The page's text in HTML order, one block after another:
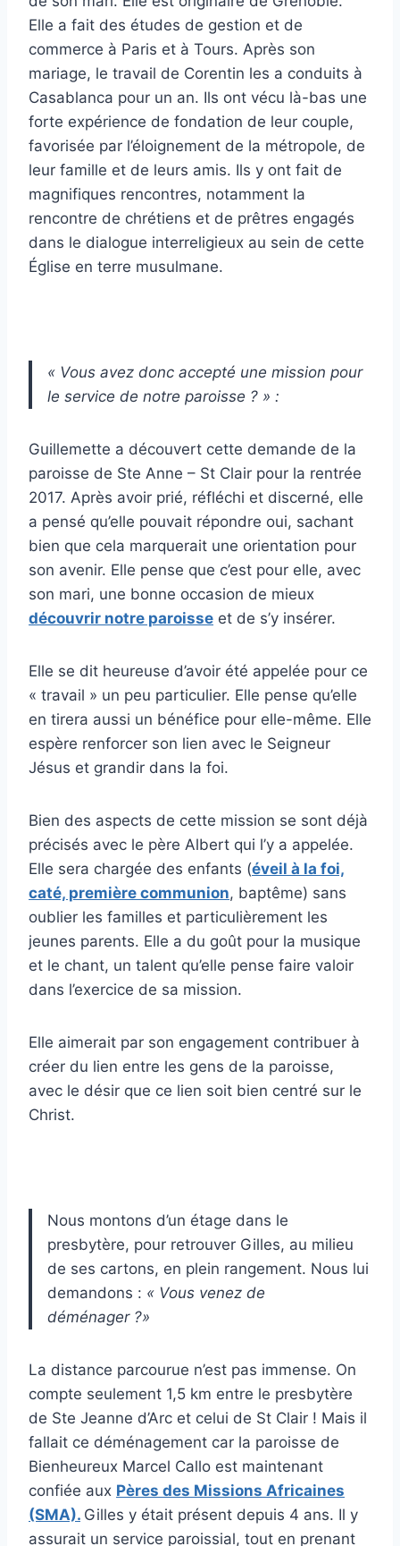
Elle a fait des études de gestion et de
commerce à Paris et à Tours. Après son
mariage, le travail de Corentin les a conduits à
Casablanca pour un an. Ils ont vécu là-bas une
forte expérience de fondation de leur couple,
favorisée par l’éloignement de la métropole, de
leur famille et de leurs amis. Ils y ont fait de
magnifiques rencontres, notamment la
rencontre de chrétiens et de prêtres engagés
dans le dialogue interreligieux au sein de cette
Église en terre musulmane.
« Vous avez donc accepté une mission pour
le service de notre paroisse ? » :
Guillemette a découvert cette demande de la
paroisse de Ste Anne – St Clair pour la rentrée
2017. Après avoir prié, réfléchi et discerné, elle
a pensé qu’elle pouvait répondre oui, sachant
bien que cela marquerait une orientation pour
son avenir. Elle pense que c’est pour elle, avec
son mari, une bonne occasion de mieux
découvrir notre paroisse et de s’y insérer.
Elle se dit heureuse d’avoir été appelée pour ce
« travail » un peu particulier. Elle pense qu’elle
en tirera aussi un bénéfice pour elle-même. Elle
espère renforcer son lien avec le Seigneur
Jésus et grandir dans la foi.
Bien des aspects de cette mission se sont déjà
précisés avec le père Albert qui l’y a appelée.
Elle sera chargée des enfants (éveil à la foi,
caté, première communion, baptême) sans
oublier les familles et particulièrement les
jeunes parents. Elle a du goût pour la musique
et le chant, un talent qu’elle pense faire valoir
dans l’exercice de sa mission.
Elle aimerait par son engagement contribuer à
créer du lien entre les gens de la paroisse,
avec le désir que ce lien soit bien centré sur le
Christ.
Nous montons d’un étage dans le
presbytère, pour retrouver Gilles, au milieu
de ses cartons, en plein rangement. Nous lui
demandons : « Vous venez de
déménager ?»
La distance parcourue n’est pas immense. On
compte seulement 1,5 km entre le presbytère
de Ste Jeanne d’Arc et celui de St Clair ! Mais il
fallait ce déménagement car la paroisse de
Bienheureux Marcel Callo est maintenant
confiée aux Pères des Missions Africaines
(SMA). Gilles y était présent depuis 4 ans. Il y
assurait un service paroissial, tout en prenant